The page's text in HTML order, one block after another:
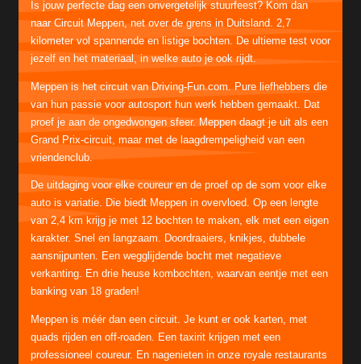
Is jouw perfecte dag een onvergetelijk stuurfeest? Kom dan
naar Circuit Meppen, net over de grens in Duitsland. 2,7
kilometer vol spannende en listige bochten. De ultieme test voor
jezelf en het materiaal, in welke auto je ook rijdt.
Meppen is het circuit van Driving-Fun.com. Pure liefhebbers die
van hun passie voor autosport hun werk hebben gemaakt. Dat
proef je aan de ongedwongen sfeer. Meppen daagt je uit als een
Grand Prix-circuit, maar met de laagdrempeligheid van een
vriendenclub.
De uitdaging voor elke coureur en de proef op de som voor elke
auto is variatie. Die biedt Meppen in overvloed. Op een lengte
van 2,4 km krijg je met 12 bochten te maken, elk met een eigen
karakter. Snel en langzaam. Doordraaiers, knikjes, dubbele
aansnijpunten. Een wegglijdende bocht met negatieve
verkanting. En drie heuse kombochten, waarvan eentje met een
banking van 18 graden!
Meppen is méér dan een circuit. Je kunt er ook karten, met
quads rijden en off-roaden. Een taxirit krijgen met een
professioneel coureur. En nagenieten in onze royale restaurants